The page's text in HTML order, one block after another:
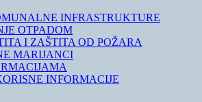
INFRASTRUKTURE
OTPADOM
I ZAŠTITA OD POŽARA
MARIJANCI
INFORMACIJE